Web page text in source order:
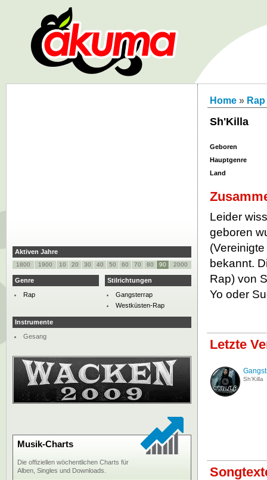
Home » Rap
Sh'Killa
Geboren
Hauptgenre
Land
Leider
geboren
bekannt.
Rap) von
Yo oder
Letzte
Sh'Killa
Aktiven Jahre
1800 1900 10 20 30 40 50 60 70 80 90 2000
Genre
Rap
Stilrichtungen
Gangsterrap
Westküsten-Rap
Instrumente
Gesang
Musik-Charts
Die offiziellen wöchentlichen Charts für
Alben, Singles und Downloads.